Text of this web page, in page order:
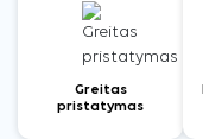
Greitas
pristatymas